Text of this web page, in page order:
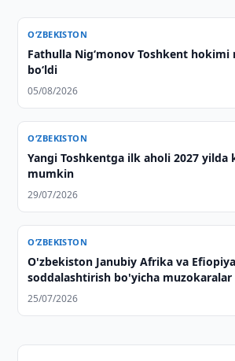
O‘ZBEKISTON
Fathulla Nig‘monov Toshkent hokimi
bo‘ldi
05/08/2026
O‘ZBEKISTON
Yangi Toshkentga ilk aholi 2027 yilda
mumkin
29/07/2026
O‘ZBEKISTON
O'zbekiston Janubiy Afrika va
soddalashtirish bo'yicha
25/07/2026